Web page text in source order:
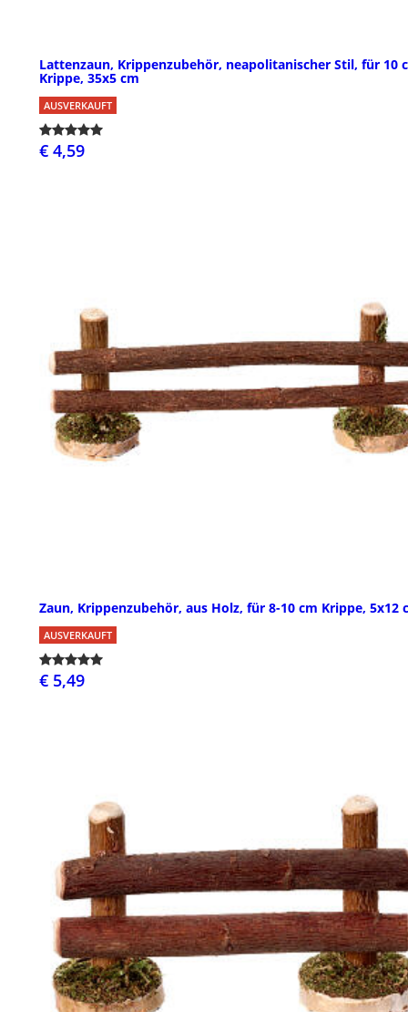
Lattenzaun, Krippenzubehör, neapolitanischer Stil, für 10
Krippe, 35x5 cm
AUSVERKAUFT
€ 4,59
Zaun, Krippenzubehör, aus Holz, für 8-10 cm Krippe, 5x12
AUSVERKAUFT
€ 5,49